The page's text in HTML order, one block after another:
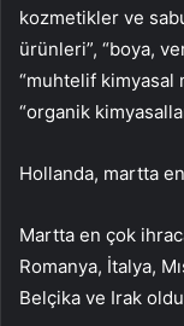
kozmetikler ve
ürünleri”, “boya,
“muhtelif kimyasal
“organik
Hollanda, martta
Martta en çok
Romanya, İtalya,
Belçika ve Irak